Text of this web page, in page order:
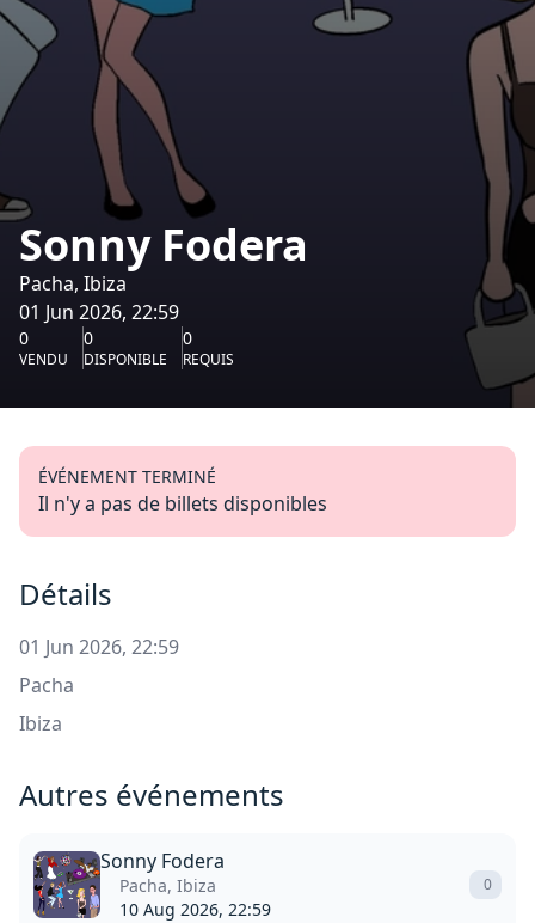
Sonny Fodera
Pacha, Ibiza
01 Jun 2026, 22:59
0
VENDU
0
DISPONIBLE
0
REQUIS
ÉVÉNEMENT TERMINÉ
Il n'y a pas de billets disponibles
Détails
01 Jun 2026, 22:59
Pacha
Ibiza
Autres événements
Sonny Fodera
Pacha, Ibiza
10 Aug 2026, 22:59
0